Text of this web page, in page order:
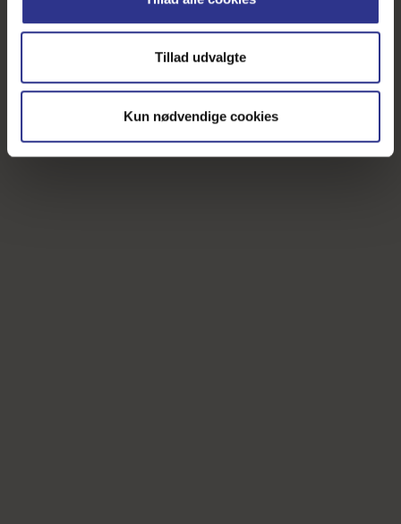
statistik og huske dine præferencer samt til brug for
markedsføring, så vi kan optimere vores reklametiltag på
sociale medier og til at vise dig funktioner i forbindelse
med sociale medier.
Tillad udvalgte
Kun nødvendige cookies